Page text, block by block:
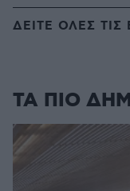
ΔΕΙΤΕ ΟΛΕΣ ΤΙΣ
ΤΑ ΠΙΟ